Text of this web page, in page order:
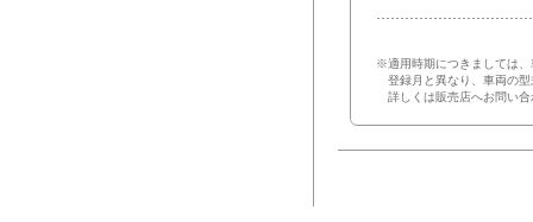
※適用時期につきましては
登録月と異なり、車両の
詳しくは販売店へお問い